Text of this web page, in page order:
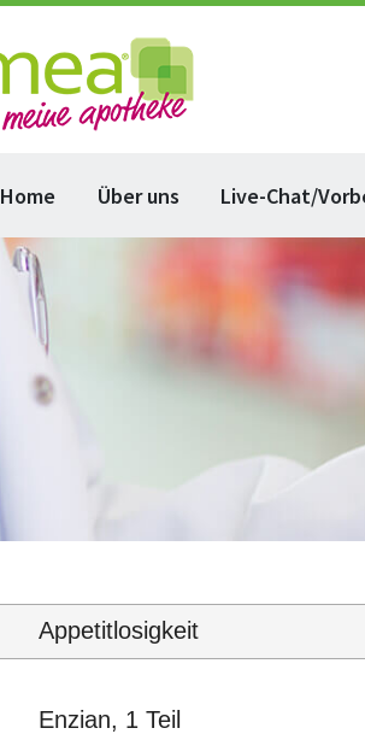
Home Über uns Live-Chat/
Appetitlosigkeit
Enzian, 1 Teil